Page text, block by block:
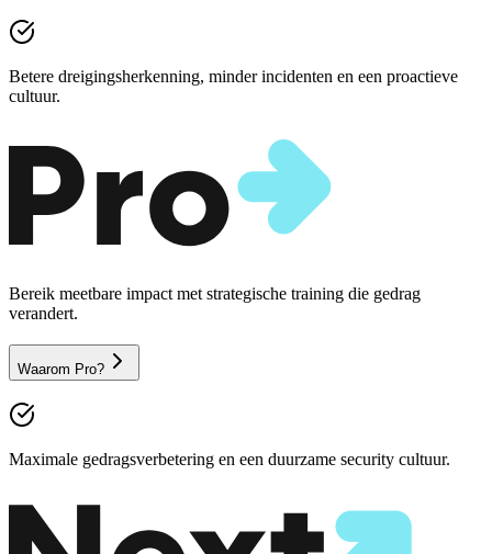
Betere dreigingsherkenning, minder incidenten en een proactieve
cultuur.
Bereik meetbare impact met strategische training die gedrag
verandert.
Waarom Pro?
Maximale gedragsverbetering en een duurzame security cultuur.